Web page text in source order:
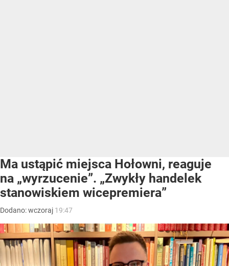
Ma ustąpić miejsca Hołowni, reaguje
na „wyrzucenie”. „Zwykły handelek
stanowiskiem wicepremiera”
Dodano:wczoraj 19:47